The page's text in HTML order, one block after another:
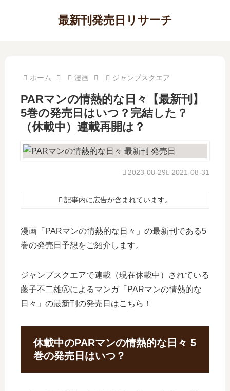
最新刊発売日リサーチ
ホーム 漫画 ジャンプスクエア
PARマンの情熱的な日々【最新刊】
5巻の発売日はいつ？完結した？
（休載中）連載再開は？
2021-08-31
2023-08-29
記事内に広告が含まれています。
漫画「PARマンの情熱的な日々」の最新刊である5
巻の発売日予想をご紹介します。
ジャンプスクエアで連載（現在休載中）されている
藤子不二雄Ⓐによるマンガ「PARマンの情熱的な
日々」の最新刊の発売日はこちら！
休載中のPARマンの情熱的な日々 5
巻の発売日はいつ？